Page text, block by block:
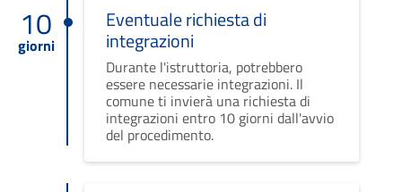
10
giorni
Eventuale richiesta di
integrazioni
Durante l'istruttoria, potrebbero
essere necessarie integrazioni. Il
comune ti invierà una richiesta di
integrazioni entro 10 giorni dall'avvio
del procedimento.